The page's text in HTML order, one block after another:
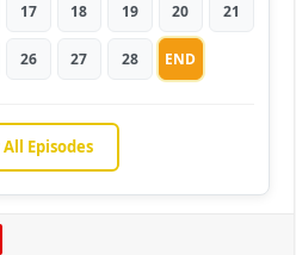
17 18 19 20 21
26 27 28 END
Episodes